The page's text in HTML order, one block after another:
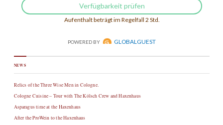
NEWS
Relics of the Three Wise Men in Cologne.
Cologne Cuisine – Tour with The Kölsch Crew and Haxenhaus
Asparagus time at the Haxenhaus
After the ProWein to the Haxenhaus